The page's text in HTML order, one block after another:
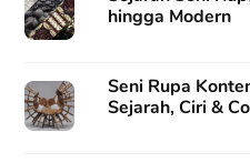
hingga Modern
Seni Rupa
Sejarah, Ciri &